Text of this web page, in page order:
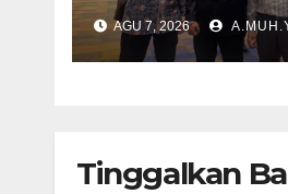
Kepala SNT 9
AGU 7, 2026
Tinggalkan